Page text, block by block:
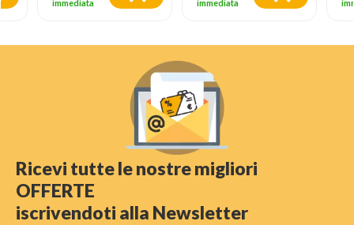
immediata
immediata
Ricevi tutte le nostre migliori
OFFERTE
iscrivendoti alla Newsletter